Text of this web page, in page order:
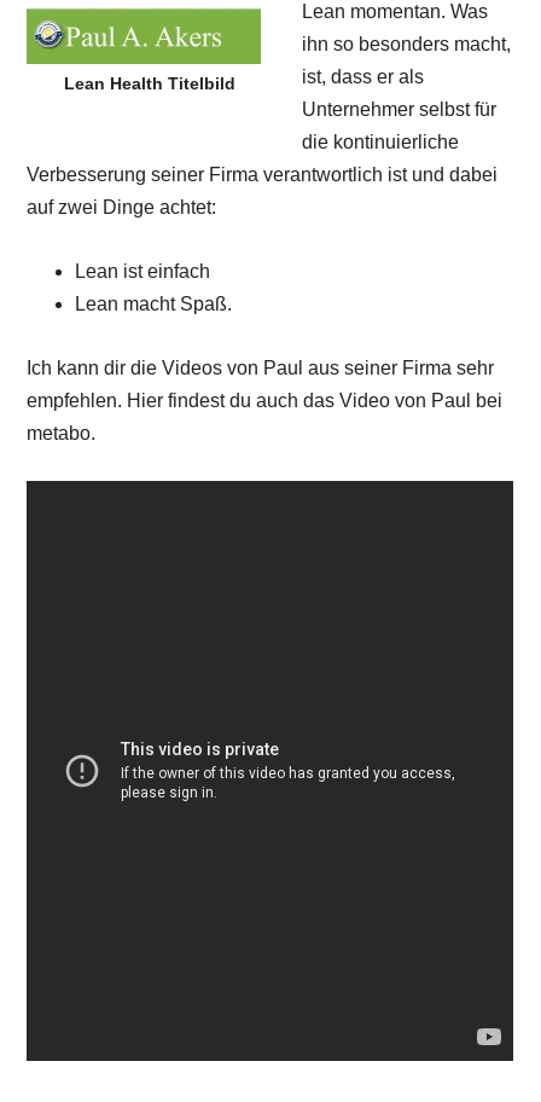
Lean Health Titelbild
Lean momentan. Was
ihn so besonders macht,
ist, dass er als
Unternehmer selbst für
die kontinuierliche
Verbesserung seiner Firma verantwortlich ist und dabei
auf zwei Dinge achtet:
Lean ist einfach
Lean macht Spaß.
Ich kann dir die Videos von Paul aus seiner Firma sehr
empfehlen. Hier findest du auch das Video von Paul bei
metabo.